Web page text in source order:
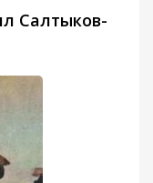
Салтыков-